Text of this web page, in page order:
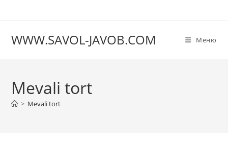
WWW.SAVOL-JAVOB.COM Меню
Mevali tort
> Mevali tort